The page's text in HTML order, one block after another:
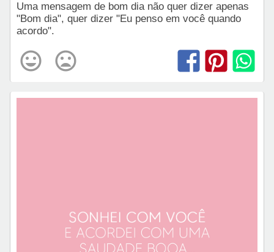
Uma mensagem de bom dia não quer dizer apenas
"Bom dia", quer dizer "Eu penso em você quando
acordo".